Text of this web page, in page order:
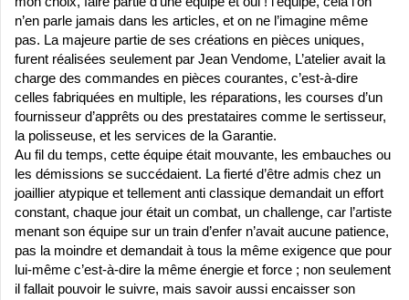
n’en parle jamais dans les articles, et on ne l’imagine même
pas. La majeure partie de ses créations en pièces uniques,
furent réalisées seulement par Jean Vendome, L’atelier avait la
charge des commandes en pièces courantes, c’est-à-dire
celles fabriquées en multiple, les réparations, les courses d’un
fournisseur d’apprêts ou des prestataires comme le sertisseur,
la polisseuse, et les services de la Garantie.
Au fil du temps, cette équipe était mouvante, les embauches ou
les démissions se succédaient. La fierté d’être admis chez un
joaillier atypique et tellement anti classique demandait un effort
constant, chaque jour était un combat, un challenge, car l’artiste
menant son équipe sur un train d’enfer n’avait aucune patience,
pas la moindre et demandait à tous la même exigence que pour
lui-même c’est-à-dire la même énergie et force ; non seulement
il fallait pouvoir le suivre, mais savoir aussi encaisser son